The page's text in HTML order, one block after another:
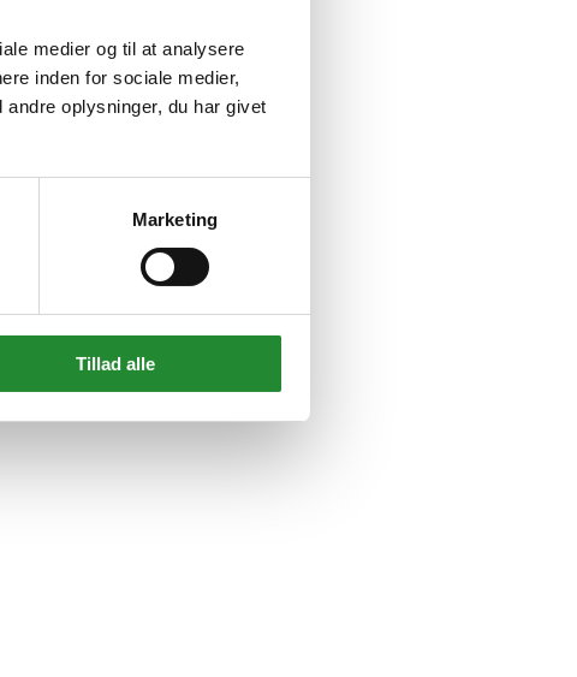
medier og til at analysere
inden for sociale medier,
oplysninger, du har givet
Marketing
Tillad alle